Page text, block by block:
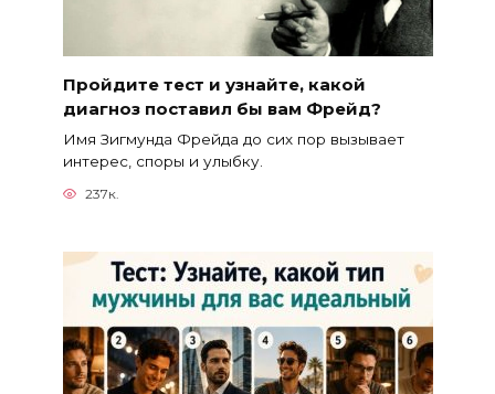
Пройдите тест и узнайте, какой
диагноз поставил бы вам Фрейд?
Имя Зигмунда Фрейда до сих пор вызывает
интерес, споры и улыбку.
237к.